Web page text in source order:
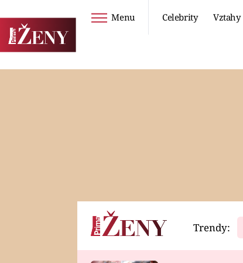
Menu Celebrity Vztahy
Horoskopy Video
Trendy: